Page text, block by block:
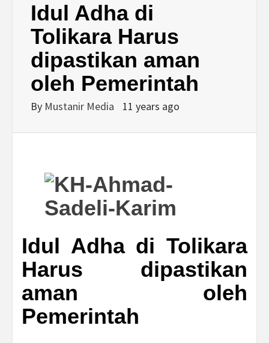
Idul Adha di
Tolikara Harus
dipastikan aman
oleh Pemerintah
By Mustanir Media 11 years ago
Idul Adha di Tolikara
Harus dipastikan
aman oleh
Pemerintah